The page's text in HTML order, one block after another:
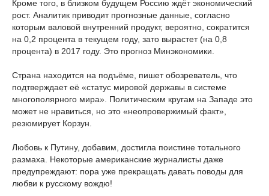
Кроме того, в близком будущем Россию ждёт экономический
рост. Аналитик приводит прогнозные данные, согласно
которым валовой внутренний продукт, вероятно, сократится
на 0,2 процента в текущем году, зато вырастет (на 0,8
процента) в 2017 году. Это прогноз Минэкономики.
Страна находится на подъёме, пишет обозреватель, что
подтверждает её «статус мировой державы в системе
многополярного мира». Политическим кругам на Западе это
может не нравиться, но это «неопровержимый факт»,
резюмирует Корзун.
Любовь к Путину, добавим, достигла поистине тотального
размаха. Некоторые американские журналисты даже
предупреждают: пора уже прекращать давать поводы для
любви к русскому вождю!